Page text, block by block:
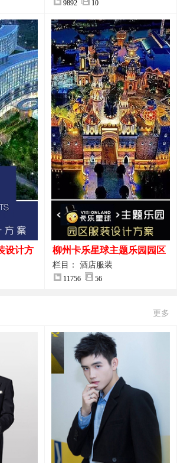
9892 10
设计方
柳州卡乐星球主题乐园园区
服装设计方案
栏目： 酒店服装
11756 56
更多